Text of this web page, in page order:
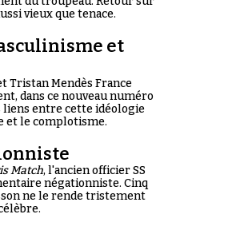
vieux que tenace.
et
Tristan Mendès France
dans ce nouveau numéro
liens entre cette idéologie
et le complotisme.
Match, l'ancien officier SS
négationniste. Cinq
ne le rende tristement